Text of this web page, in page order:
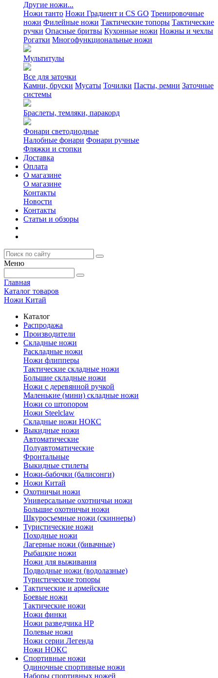
Другие ножи...
Ножи танто Ножи Градиент и CS GO Тренировочные
ножи Филейные ножи Тактические топоры Тактические
ручки Опасные бритвы Кухонные ножи Ножны и чехлы
Рогатки Многофункциональные ножи
Мультитулы
Все для заточки
Камни, бруски Мусаты Точилки Пасты, ремни Заточные
системы
Браслеты, темляки, паракорд
Фонари светодиодные
Налобные фонари Фонари ручные
Фляжки и стопки
Доставка
Оплата
О магазине
О магазине
Контакты
Новости
Контакты
Статьи и обзоры
Меню
Главная
Каталог товаров
Ножи Китай
Каталог
Распродажа
Производители
Складные ножи
Раскладные ножи
Ножи флипперы
Тактические складные ножи
Большие складные ножи
Ножи с деревянной ручкой
Маленькие (мини) складные ножи
Ножи со штопором
Ножи Steelclaw
Складные ножи НОКС
Выкидные ножи
Автоматические
Полуавтоматические
Фронтальные
Выкидные стилеты
Ножи-бабочки (балисонги)
Ножи Китай
Охотничьи ножи
Универсальные охотничьи ножи
Большие охотничьи ножи
Шкуросъемные ножи (скиннеры)
Туристические ножи
Походные ножи
Лагерные ножи (бивачные)
Рыбацкие ножи
Ножи для выживания
Подводные ножи (водолазные)
Туристические топоры
Тактические и армейские
Боевые ножи
Тактические ножи
Ножи финки
Ножи разведчика НР
Полевые ножи
Ножи серии Легенда
Ножи НОКС
Спортивные ножи
Одиночные спортивные ножи
Наборы спортивных ножей